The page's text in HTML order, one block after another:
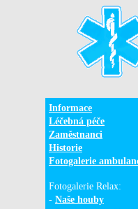
Informace
Léčebná péče
Zaměstnanci
Historie
Fotogalerie
Fotogalerie Relax:
- Naše houby